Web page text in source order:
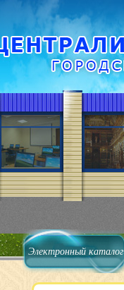
Электронный каталог